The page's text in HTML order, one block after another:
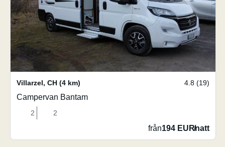
Villarzel, CH (4 km) 4.8 (19)
Campervan Bantam
2 2
från194 EUR/natt